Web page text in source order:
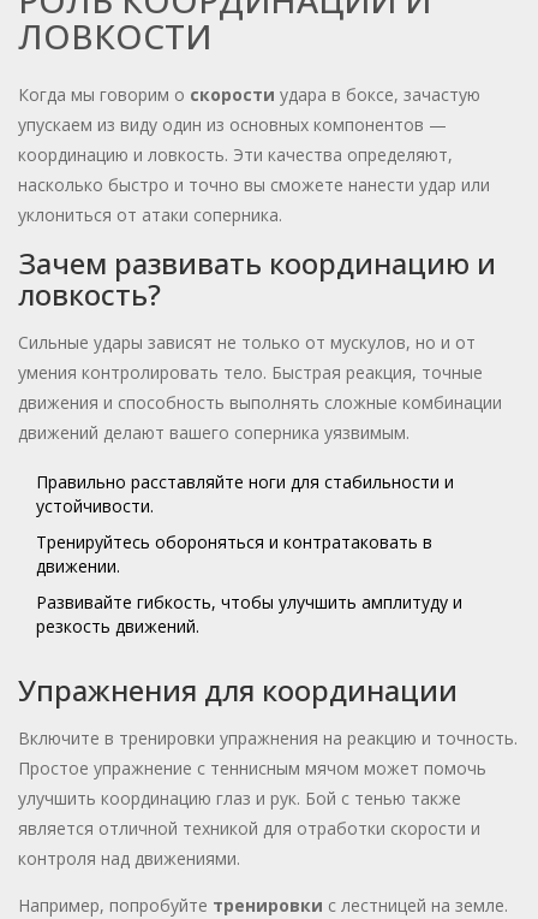
ЛОВКОСТИ
Когда мы говорим о скорости удара в боксе, зачастую
упускаем из виду один из основных компонентов —
координацию и ловкость. Эти качества определяют,
насколько быстро и точно вы сможете нанести удар или
уклониться от атаки соперника.
Зачем развивать координацию и
ловкость?
Сильные удары зависят не только от мускулов, но и от
умения контролировать тело. Быстрая реакция, точные
движения и способность выполнять сложные комбинации
движений делают вашего соперника уязвимым.
Правильно расставляйте ноги для стабильности и
устойчивости.
Тренируйтесь обороняться и контратаковать в
движении.
Развивайте гибкость, чтобы улучшить амплитуду и
резкость движений.
Упражнения для координации
Включите в тренировки упражнения на реакцию и точность.
Простое упражнение с теннисным мячом может помочь
улучшить координацию глаз и рук. Бой с тенью также
является отличной техникой для отработки скорости и
контроля над движениями.
Например, попробуйте тренировки с лестницей на земле.